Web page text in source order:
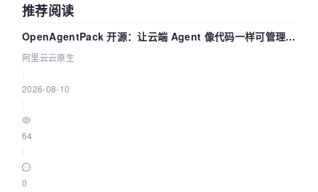
推荐阅读
OpenAgentPack 开源：让云端 Agent 像代码一样可管理、
可迁移
阿里云云原生
2026-08-10
64
0